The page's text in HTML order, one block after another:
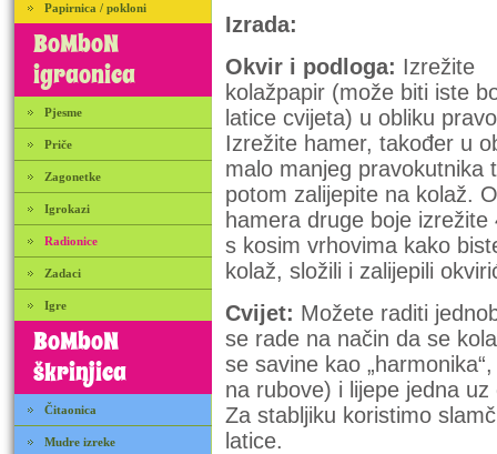
Papirnica / pokloni
BoMboN
igraonica
Pjesme
Priče
Zagonetke
Igrokazi
Radionice
Zadaci
Igre
BoMboN
škrinjica
Čitaonica
Mudre izreke
Izrada:
Okvir i podloga: Izrežite
kolažpapir (može biti iste
latice cvijeta) u obliku
Izrežite hamer, također u
malo manjeg pravokutnika
potom zalijepite na kolaž.
hamera druge boje izrežite
s kosim vrhovima kako
kolaž, složili i zalijepili
Cvijet: Možete raditi
se rade na način da se
se savine kao
na rubove) i lijepe jedna
Za stabljiku koristimo
latice.